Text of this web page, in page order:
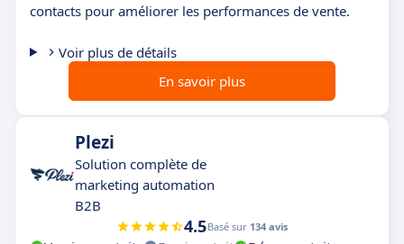
contacts pour améliorer les performances de vente.
Voir plus de détails
En savoir plus
Plezi
Solution complète de
marketing automation
B2B
4.5Basé sur 134 avis